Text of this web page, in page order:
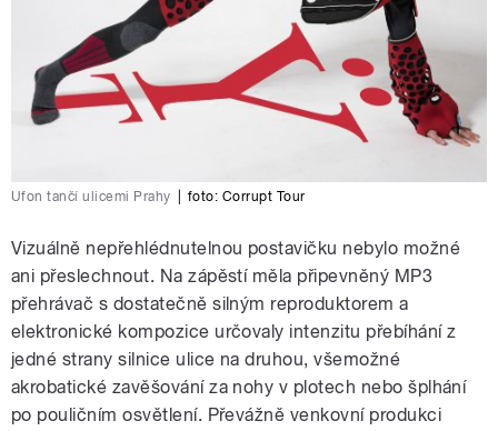
Ufon tančí ulicemi Prahy foto: Corrupt Tour
Vizuálně nepřehlédnutelnou postavičku nebylo možné
ani přeslechnout. Na zápěstí měla připevněný MP3
přehrávač s dostatečně silným reproduktorem a
elektronické kompozice určovaly intenzitu přebíhání z
jedné strany silnice ulice na druhou, všemožné
akrobatické zavěšování za nohy v plotech nebo šplhání
po pouličním osvětlení. Převážně venkovní produkci